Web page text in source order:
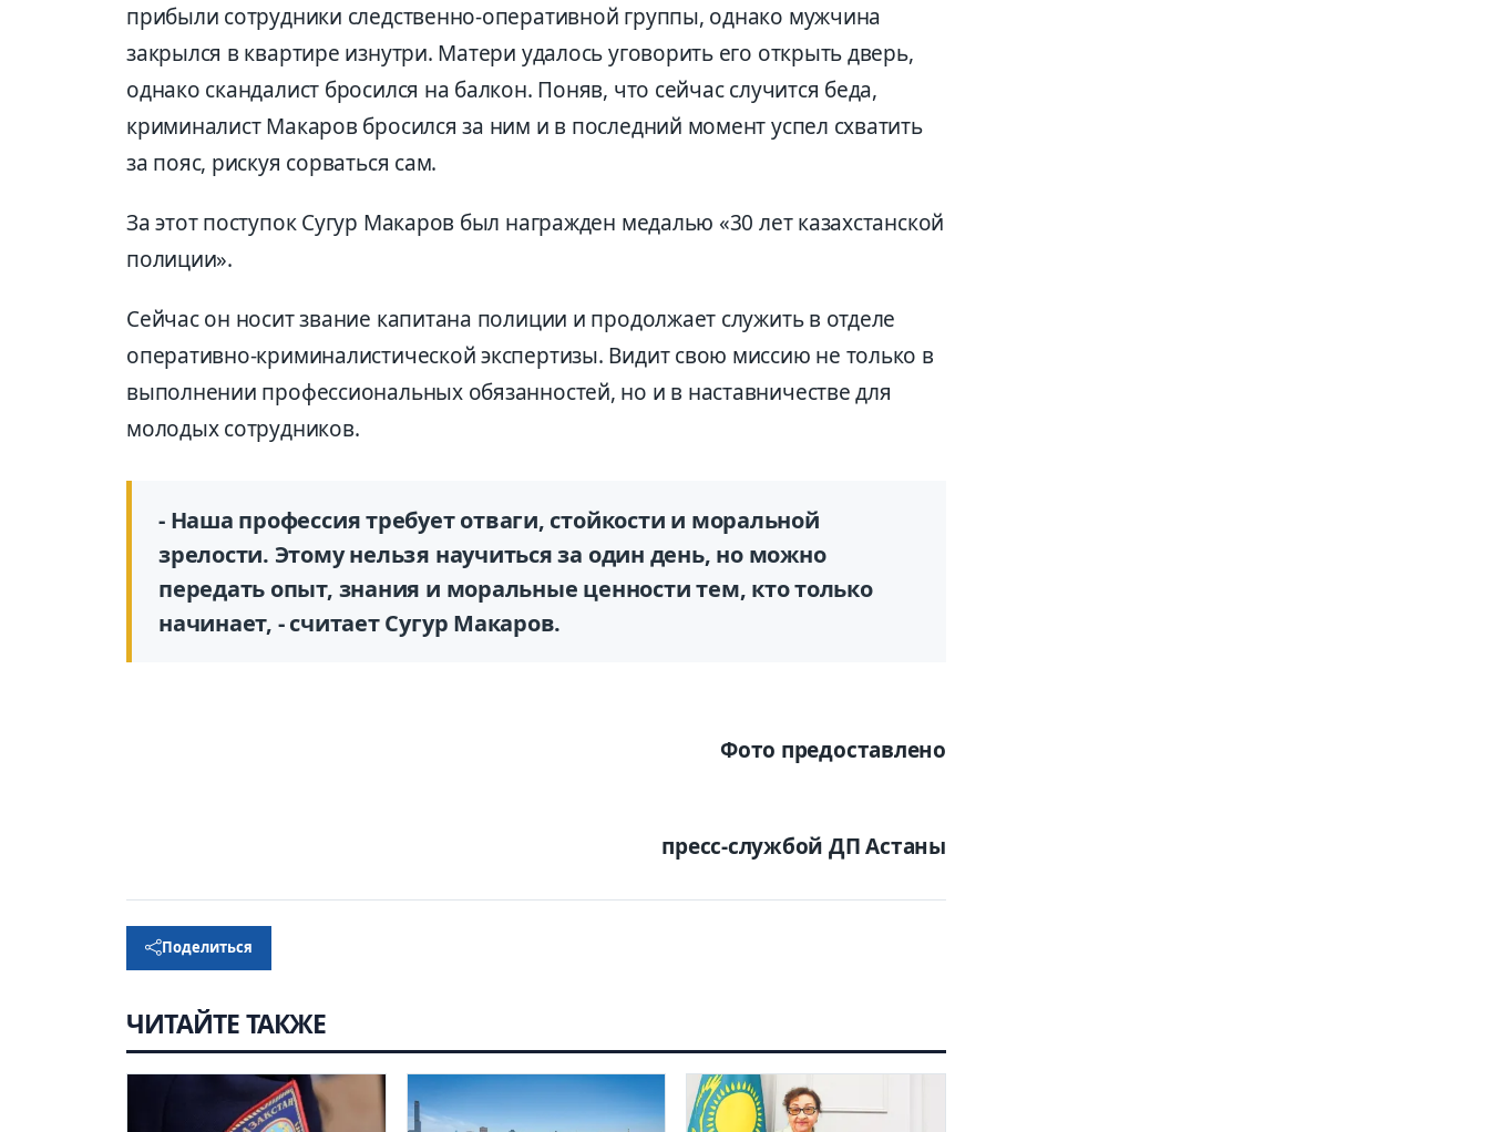
прибыли сотрудники следственно-оперативной группы, однако мужчина
закрылся в квартире изнутри. Матери удалось уговорить его открыть дверь,
однако скандалист бросился на балкон. Поняв, что сейчас случится беда,
криминалист Макаров бросился за ним и в последний момент успел схватить
за пояс, рискуя сорваться сам.
За этот поступок Сугур Макаров был награжден медалью «30 лет казахстанской
полиции».
Сейчас он носит звание капитана полиции и продолжает служить в отделе
оперативно-криминалистической экспертизы. Видит свою миссию не только в
выполнении профессиональных обязанностей, но и в наставничестве для
молодых сотрудников.
- Наша профессия требует отваги, стойкости и моральной
зрелости. Этому нельзя научиться за один день, но можно
передать опыт, знания и моральные ценности тем, кто только
начинает, - считает Сугур Макаров.
Фото предоставлено
пресс-службой ДП Астаны
Поделиться
ЧИТАЙТЕ ТАКЖЕ